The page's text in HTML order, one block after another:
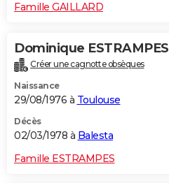
Famille GAILLARD
Dominique ESTRAMPES
Créer une cagnotte obsèques
Naissance
29/08/1976 à Toulouse
Décès
02/03/1978 à Balesta
Famille ESTRAMPES